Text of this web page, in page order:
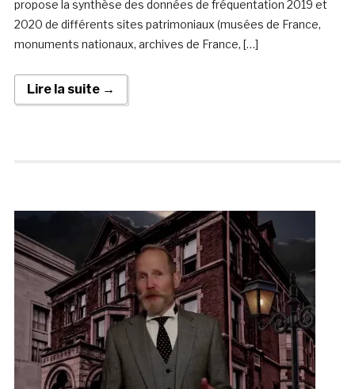
propose la synthèse des données de fréquentation 2019 et
2020 de différents sites patrimoniaux (musées de France,
monuments nationaux, archives de France, […]
Lire la suite →